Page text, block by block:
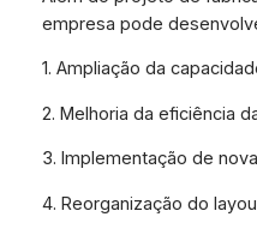
empresa pode
1. Ampliação da
2. Melhoria da eficiência
3. Implementação de
4. Reorganização do